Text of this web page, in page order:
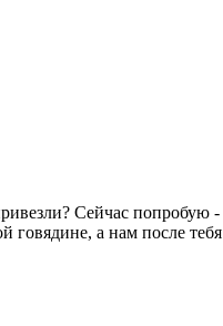
Сейчас
а нам после